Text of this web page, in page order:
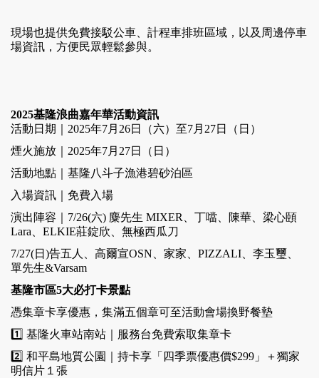
現場也提供免費接駁公車、計程車排班區域，以及周邊停車
場資訊，方便民眾輕鬆參與。
2025基隆浪曲嘉年華活動資訊
活動日期｜2025年7月26日（六）至7月27日（日）
煙火施放｜2025年7月27日（日）
活動地點｜基隆八斗子漁港碧砂泊區
入場資訊｜免費入場
演出陣容｜7/26(六) 麋先生 MIXER、丁噹、陳華、梁心頤
Lara、ELKIE莊錠欣、無極西瓜刀
7/27(日)告五人、高爾宣OSN、家家、PIZZALI、李玉璽、
單先生&Varsam
基隆市區5大必打卡景點
憑集章卡享優惠，集滿五個章可至活動會場換野餐墊
1️⃣ 基隆火車站南站｜服務台免費索取集章卡
2️⃣ 和平島地質公園｜持卡享「四季票優惠價$299」＋獨家
明信片１張